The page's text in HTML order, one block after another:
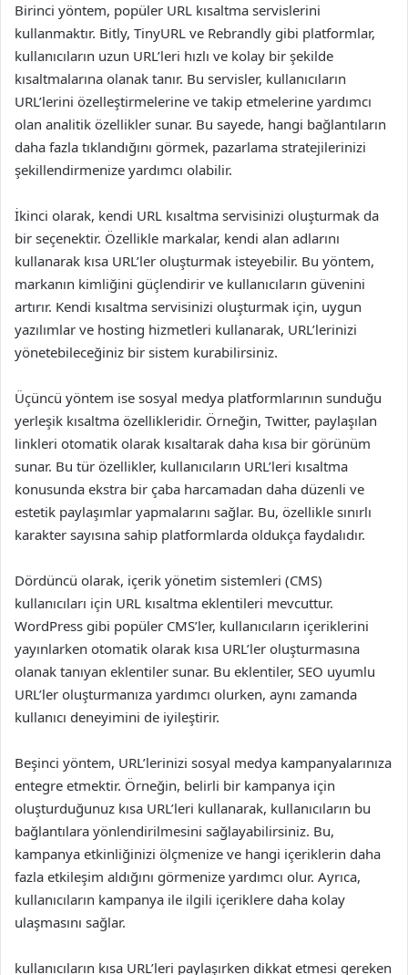
Birinci yöntem, popüler URL kısaltma servislerini
kullanmaktır. Bitly, TinyURL ve Rebrandly gibi platformlar,
kullanıcıların uzun URL’leri hızlı ve kolay bir şekilde
kısaltmalarına olanak tanır. Bu servisler, kullanıcıların
URL’lerini özelleştirmelerine ve takip etmelerine yardımcı
olan analitik özellikler sunar. Bu sayede, hangi bağlantıların
daha fazla tıklandığını görmek, pazarlama stratejilerinizi
şekillendirmenize yardımcı olabilir.
İkinci olarak, kendi URL kısaltma servisinizi oluşturmak da
bir seçenektir. Özellikle markalar, kendi alan adlarını
kullanarak kısa URL’ler oluşturmak isteyebilir. Bu yöntem,
markanın kimliğini güçlendirir ve kullanıcıların güvenini
artırır. Kendi kısaltma servisinizi oluşturmak için, uygun
yazılımlar ve hosting hizmetleri kullanarak, URL’lerinizi
yönetebileceğiniz bir sistem kurabilirsiniz.
Üçüncü yöntem ise sosyal medya platformlarının sunduğu
yerleşik kısaltma özellikleridir. Örneğin, Twitter, paylaşılan
linkleri otomatik olarak kısaltarak daha kısa bir görünüm
sunar. Bu tür özellikler, kullanıcıların URL’leri kısaltma
konusunda ekstra bir çaba harcamadan daha düzenli ve
estetik paylaşımlar yapmalarını sağlar. Bu, özellikle sınırlı
karakter sayısına sahip platformlarda oldukça faydalıdır.
Dördüncü olarak, içerik yönetim sistemleri (CMS)
kullanıcıları için URL kısaltma eklentileri mevcuttur.
WordPress gibi popüler CMS’ler, kullanıcıların içeriklerini
yayınlarken otomatik olarak kısa URL’ler oluşturmasına
olanak tanıyan eklentiler sunar. Bu eklentiler, SEO uyumlu
URL’ler oluşturmanıza yardımcı olurken, aynı zamanda
kullanıcı deneyimini de iyileştirir.
Beşinci yöntem, URL’lerinizi sosyal medya kampanyalarınıza
entegre etmektir. Örneğin, belirli bir kampanya için
oluşturduğunuz kısa URL’leri kullanarak, kullanıcıların bu
bağlantılara yönlendirilmesini sağlayabilirsiniz. Bu,
kampanya etkinliğinizi ölçmenize ve hangi içeriklerin daha
fazla etkileşim aldığını görmenize yardımcı olur. Ayrıca,
kullanıcıların kampanya ile ilgili içeriklere daha kolay
ulaşmasını sağlar.
kullanıcıların kısa URL’leri paylaşırken dikkat etmesi gereken